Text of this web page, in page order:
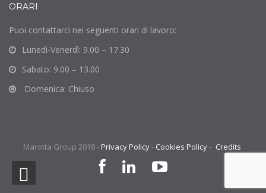
ORARI
Puoi contattarci nei seguenti orari di lavoro:
Lunedì-Venerdì: 9.00 – 17.30
Sabato: 9.00 – 13.00
Domenica: Chiuso
Marotta Group 2018 -Privacy Policy- Cookies Policy- Credits